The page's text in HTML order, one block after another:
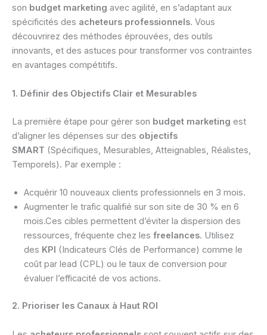
son budget marketing avec agilité, en s’adaptant aux
spécificités des acheteurs professionnels. Vous
découvrirez des méthodes éprouvées, des outils
innovants, et des astuces pour transformer vos contraintes
en avantages compétitifs.
1. Définir des Objectifs Clair et Mesurables
La première étape pour gérer son budget marketing est
d’aligner les dépenses sur des objectifs
SMART (Spécifiques, Mesurables, Atteignables, Réalistes,
Temporels). Par exemple :
Acquérir 10 nouveaux clients professionnels en 3 mois.
Augmenter le trafic qualifié sur son site de 30 % en 6
mois.Ces cibles permettent d’éviter la dispersion des
ressources, fréquente chez les freelances. Utilisez
des KPI (Indicateurs Clés de Performance) comme le
coût par lead (CPL) ou le taux de conversion pour
évaluer l’efficacité de vos actions.
2. Prioriser les Canaux à Haut ROI